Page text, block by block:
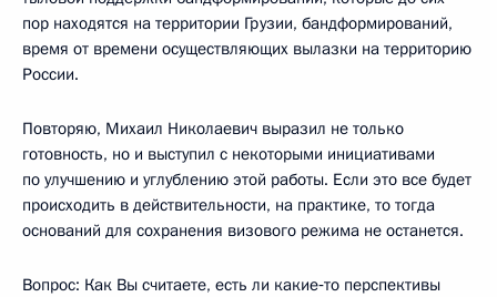
пор находятся на территории Грузии, бандформирований,
время от времени осуществляющих вылазки на территорию
России.
Повторяю, Михаил Николаевич выразил не только
готовность, но и выступил с некоторыми инициативами
по улучшению и углублению этой работы. Если это все будет
происходить в действительности, на практике, то тогда
оснований для сохранения визового режима не останется.
Вопрос: Как Вы считаете, есть ли какие‑то перспективы